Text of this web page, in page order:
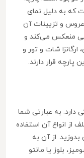
که به دلیل نمای
و تزیینات آن
منعکس می‌کند و
شات و تور و
پارچه قرار دارند.
دارد. به عبارتی شما
از انواع آن استفاده
بدوزید. از آن به
بلوز یا مانتو